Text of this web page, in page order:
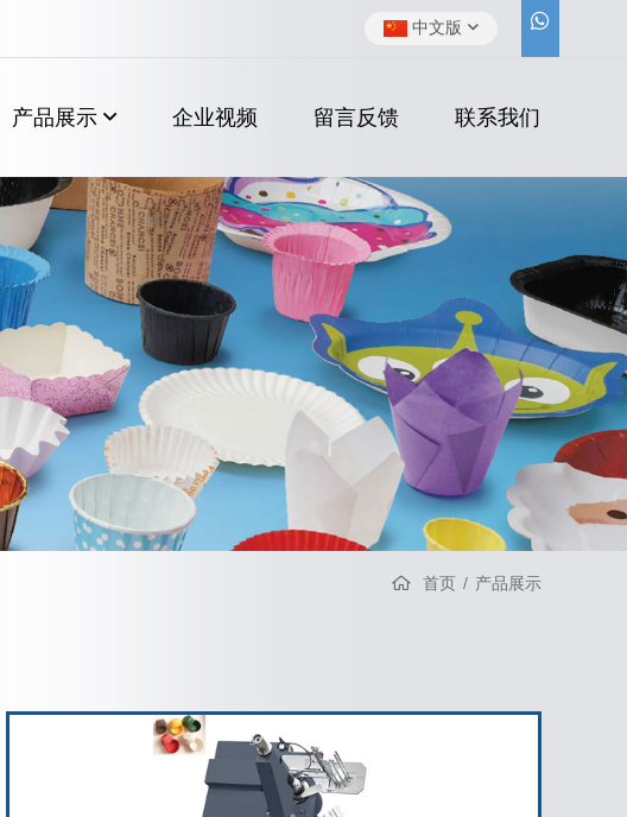
中文版
产品展示 企业视频 留言反馈 联系我们
首页 产品展示